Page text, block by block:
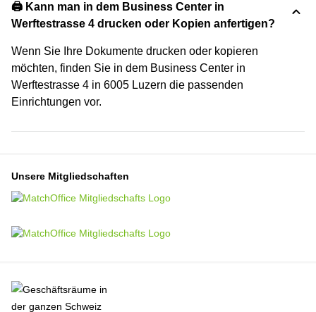
🖨️ Kann man in dem Business Center in
Werftestrasse 4 drucken oder Kopien anfertigen?
Wenn Sie Ihre Dokumente drucken oder kopieren
möchten, finden Sie in dem Business Center in
Werftestrasse 4 in 6005 Luzern die passenden
Einrichtungen vor.
Unsere Mitgliedschaften